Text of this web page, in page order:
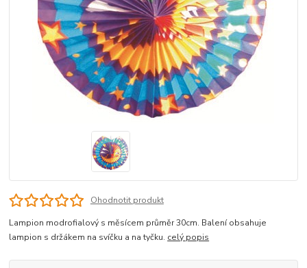
Ohodnotit produkt
Lampion modrofialový s měsícem průměr 30cm. Balení obsahuje
lampion s držákem na svíčku a na tyčku. celý popis